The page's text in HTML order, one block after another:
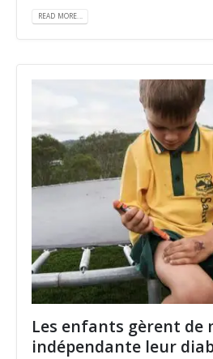
READ MORE...
Les enfants gèrent de
indépendante leur